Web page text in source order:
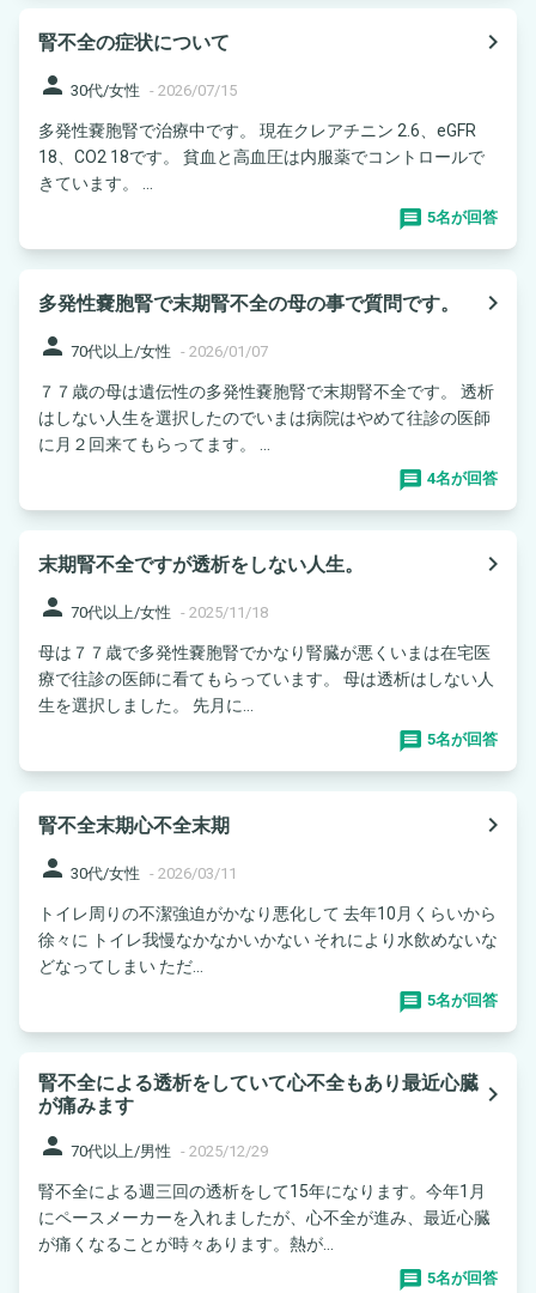
腎不全の症状について
navigate_next
person 30代/女性 - 2026/07/15
多発性嚢胞腎で治療中です。 現在クレアチニン 2.6、eGFR
18、CO2 18です。 貧血と高血圧は内服薬でコントロールで
きています。 ...
5名が回答
多発性嚢胞腎で末期腎不全の母の事で質問です。
navigate_next
person 70代以上/女性 - 2026/01/07
７７歳の母は遺伝性の多発性嚢胞腎で末期腎不全です。 透析
はしない人生を選択したのでいまは病院はやめて往診の医師
に月２回来てもらってます。 ...
4名が回答
末期腎不全ですが透析をしない人生。
navigate_next
person 70代以上/女性 - 2025/11/18
母は７７歳で多発性嚢胞腎でかなり腎臓が悪くいまは在宅医
療で往診の医師に看てもらっています。 母は透析はしない人
生を選択しました。 先月に...
5名が回答
腎不全末期心不全末期
navigate_next
person 30代/女性 - 2026/03/11
トイレ周りの不潔強迫がかなり悪化して 去年10月くらいから
徐々に トイレ我慢なかなかいかない それにより水飲めないな
どなってしまい ただ...
5名が回答
腎不全による透析をしていて心不全もあり最近心臓
が痛みます
navigate_next
person 70代以上/男性 - 2025/12/29
腎不全による週三回の透析をして15年になります。今年1月
にペースメーカーを入れましたが、心不全が進み、最近心臓
が痛くなることが時々あります。熱が...
5名が回答